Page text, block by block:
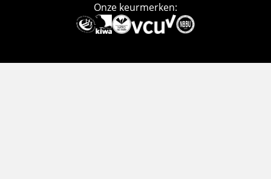
Onze keurmerken:
Deze
link
naar